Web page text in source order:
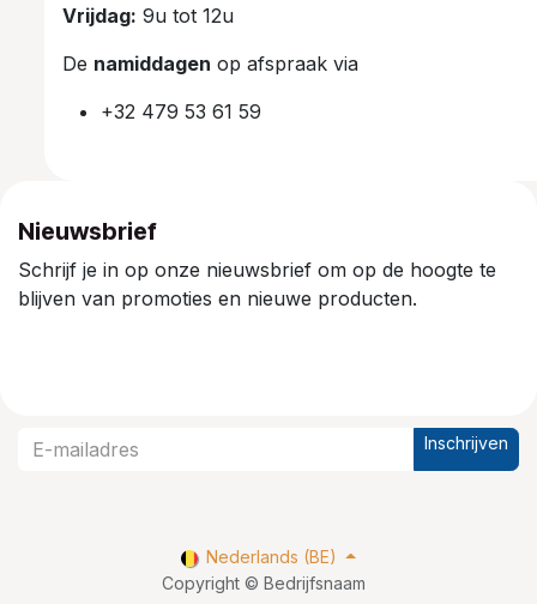
Vrijdag: 9u tot 12u
De namiddagen op afspraak via
+32 479 53 61 59
Nieuwsbrief
Schrijf je in op onze nieuwsbrief om op de hoogte te
blijven van promoties en nieuwe producten.
Inschrijven
Copyright © Bedrijfsnaam
Nederlands (BE)